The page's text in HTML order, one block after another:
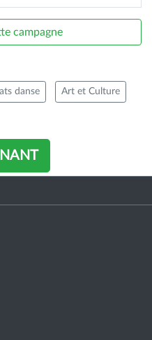
campagne
danse Art et Culture